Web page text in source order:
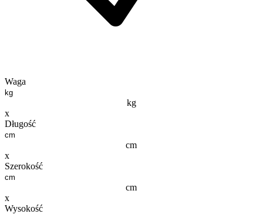
Waga
kg
x
Długość
cm
x
Szerokość
cm
x
Wysokość